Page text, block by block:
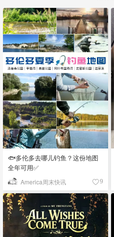
🐟多伦多去哪儿钓鱼？这份地图
全年可用✅
America周末快讯 9